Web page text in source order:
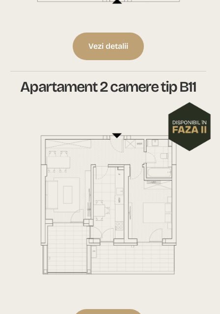
Vezi detalii
Apartament 2 camere tip B11